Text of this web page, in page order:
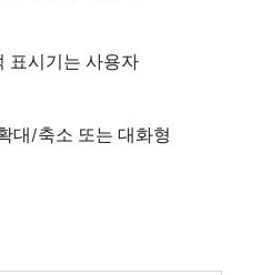
표시기는 사용자
대/축소 또는 대화형